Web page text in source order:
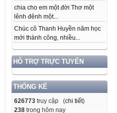
chia cho em một đời Thơ một
lênh đênh một...
Chúc cô Thanh Huyền năm học
mới thành công, nhiều...
HỖ TRỢ TRỰC TUYẾN
THỐNG KÊ
626773 truy cập (chi tiết)
238 trong hôm nay